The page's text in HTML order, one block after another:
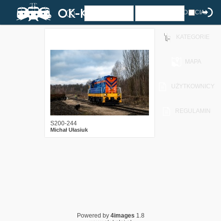
ZDJĘCIA
KATEGORIE
MAPA
UŻYTKOWNICY
REGULAMIN
S200-244
Michał Ułasiuk
Powered by 4images 1.8